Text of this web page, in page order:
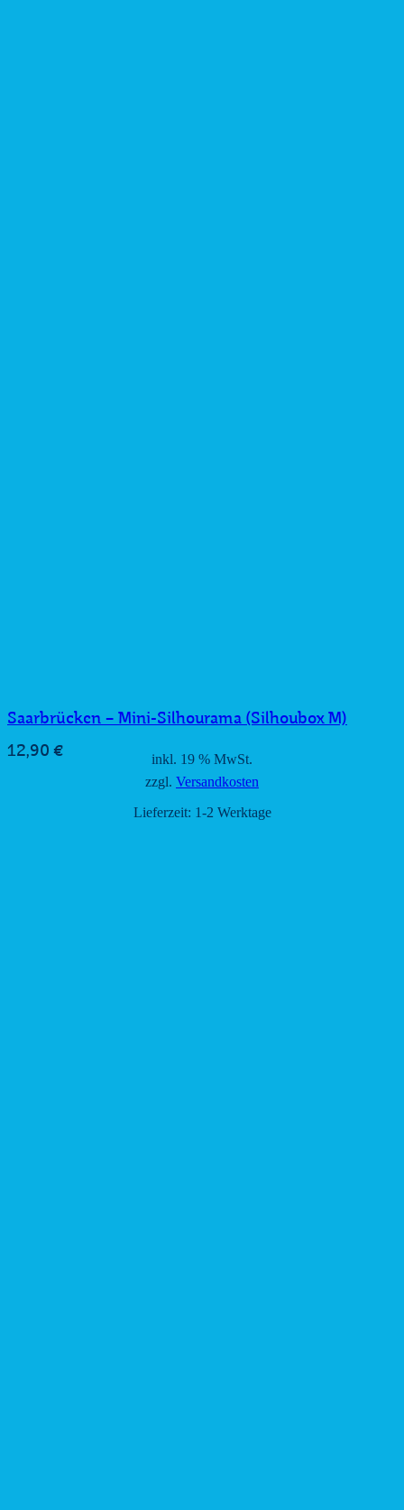
Saarbrücken – Mini-Silhourama (Silhoubox M)
12,90 €
inkl. 19 % MwSt.
zzgl. Versandkosten
Lieferzeit: 1-2 Werktage